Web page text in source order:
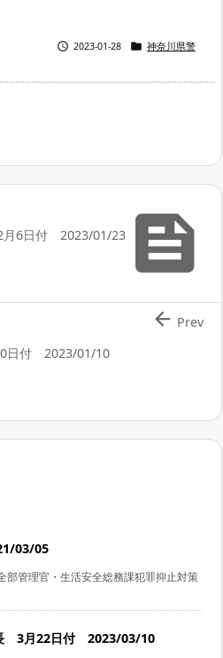
 2023-01-28  神奈川県警

月6日付 2023/01/23
日付 2023/01/10
 Prev
03/05
部管理官・生活安全総務課犯罪抑止対策
3月22日付 2023/03/10